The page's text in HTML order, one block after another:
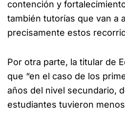
contención y
también tutorías que van a
precisamente estos
Por otra parte, la titular de
que “en el caso de los
años del nivel secundario,
estudiantes tuvieron